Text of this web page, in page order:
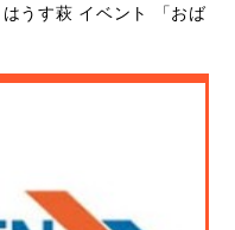
うす萩 イベント 「おば